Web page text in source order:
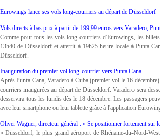
Eurowings lance ses vols long-courriers au départ de Düsseldorf
Vols directs à bas prix à partir de 199,99 euros vers Varadero,
Comme pour tous les vols long-courriers d'Eurowings, les
13h40 de Düsseldorf et atterrit à 19h25 heure locale à Punta
Düsseldorf.
Inauguration du premier vol long-courrier vers Punta Cana
Après Punta Cana, Varadero à Cuba (premier vol le 16
courriers inaugurées au départ de Düsseldorf. Varadero sera
desservira tous les lundis dès le 18 décembre. Les passagers
avec leur smartphone ou leur tablette grâce à l'application
Oliver Wagner, directeur général : « Se positionner fortement sur
« Düsseldorf, le plus grand aéroport de Rhénanie-du-Nord-